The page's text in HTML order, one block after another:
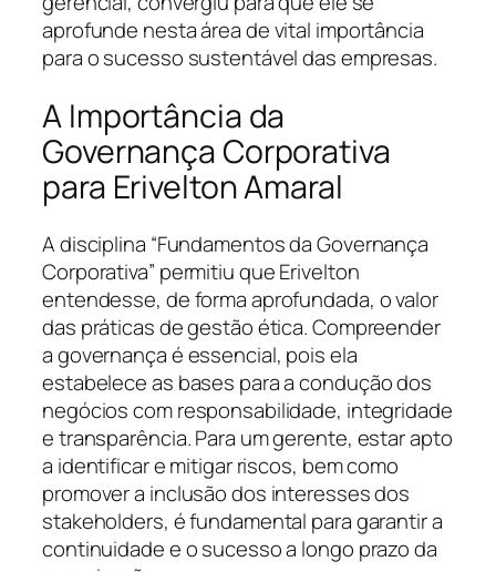
aprofunde nesta área de vital importância
para o sucesso sustentável das empresas.
A Importância da
Governança Corporativa
para Erivelton Amaral
A disciplina “Fundamentos da Governança
Corporativa” permitiu que Erivelton
entendesse, de forma aprofundada, o valor
das práticas de gestão ética. Compreender
a governança é essencial, pois ela
estabelece as bases para a condução dos
negócios com responsabilidade, integridade
e transparência. Para um gerente, estar apto
a identificar e mitigar riscos, bem como
promover a inclusão dos interesses dos
stakeholders, é fundamental para garantir a
continuidade e o sucesso a longo prazo da